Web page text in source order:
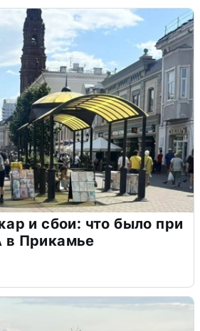
и сбои: что было при
Прикамье